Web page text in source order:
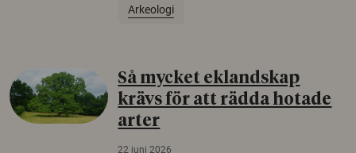
Arkeologi
Så mycket eklandskap
krävs för att rädda hotade
arter
22 juni 2026